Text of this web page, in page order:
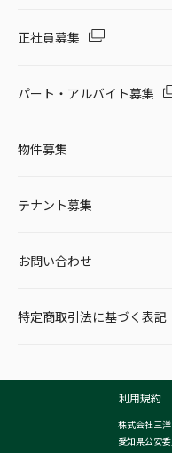
正社員募集
パート・アルバイト募集
物件募集
テナント募集
お問い合わせ
特定商取引法に基づく表記
利用規約
株式会社三
愛知県公安